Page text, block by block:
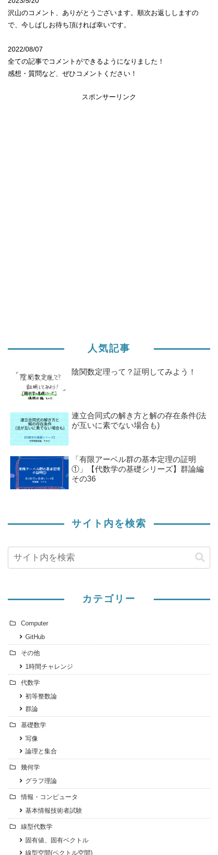
沢山のコメント、ありがとうございます。順次お返ししますの
で、今しばしお待ち頂ければ幸いです。
2022/08/07
全ての記事でコメントができるようになりました！
感想・質問など、ぜひコメントください！
スポンサーリンク
人気記事
陰関数定理って？証明してみよう！
連立合同式の解き方と解の存在条件(法
が互いに素でない場合も)
「有限アーベル群の基本定理の証明
①」【代数学の基礎シリーズ】群論編
その36
サイト内を検索
カテゴリー
Computer
GitHub
その他
1時間チャレンジ
代数学
初等整数論
群論
基礎数学
写像
論理と集合
幾何学
グラフ理論
情報・コンピュータ
基本情報技術者試験
線型代数学
固有値、固有ベクトル
線型空間(ベクトル空間)